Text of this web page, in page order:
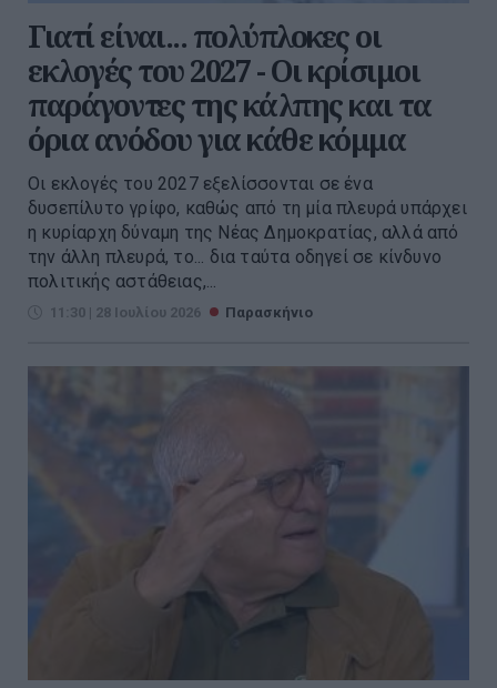
Γιατί είναι... πολύπλοκες οι
εκλογές του 2027 - Οι κρίσιμοι
παράγοντες της κάλπης και τα
όρια ανόδου για κάθε κόμμα
Οι εκλογές του 2027 εξελίσσονται σε ένα
δυσεπίλυτο γρίφο, καθώς από τη μία πλευρά υπάρχει
η κυρίαρχη δύναμη της Νέας Δημοκρατίας, αλλά από
την άλλη πλευρά, το... δια ταύτα οδηγεί σε κίνδυνο
πολιτικής αστάθειας,...
11:30 | 28 Ιουλίου 2026 Παρασκήνιο